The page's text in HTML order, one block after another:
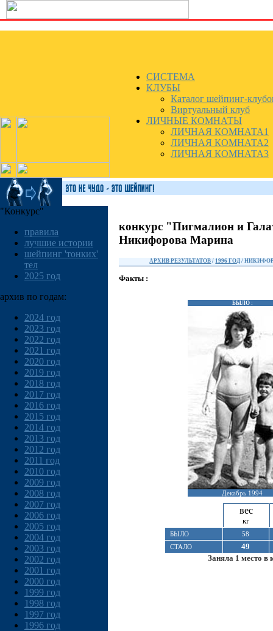
СИСТЕМА
КЛУБЫ
Каталог шейпинг-
Виртуальный клуб
ЛИЧНЫЕ КОМНАТЫ
ЛИЧНАЯ КОМНАТА1
ЛИЧНАЯ КОМНАТА2
ЛИЧНАЯ КОМНАТА3
"Конкурс"
правила
лучшие истории
шейпинг 'тонких'
тел
2025 год
архив по годам:
2024 год
2023 год
2022 год
2021 год
2020 год
2019 год
2018 год
2017 год
2016 год
2015 год
2014 год
2013 год
2012 год
2011 год
2010 год
2009 год
2008 год
2007 год
2006 год
2005 год
2004 год
2003 год
2002 год
2001 год
2000 год
1999 год
1998 год
1997 год
1996 год
конкурс "Пигмалион и
Никифорова Марина
АРХИВ РЕЗУЛЬТАТОВ / 1996 ГОД /
Факты :
БЫЛО :
Декабрь 1994
вес
кг
БЫЛО
58
СТАЛО
49
Заняла 1 место в